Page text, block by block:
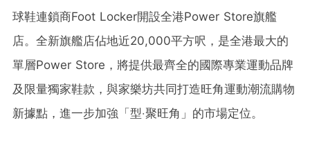
球鞋連鎖商Foot Locker開設全港Power Store旗艦
店。全新旗艦店佔地近20,000平方呎，是全港最大的
單層Power Store，將提供最齊全的國際專業運動品牌
及限量獨家鞋款，與家樂坊共同打造旺角運動潮流購物
新據點，進一步加強「型‧聚旺角」的市場定位。